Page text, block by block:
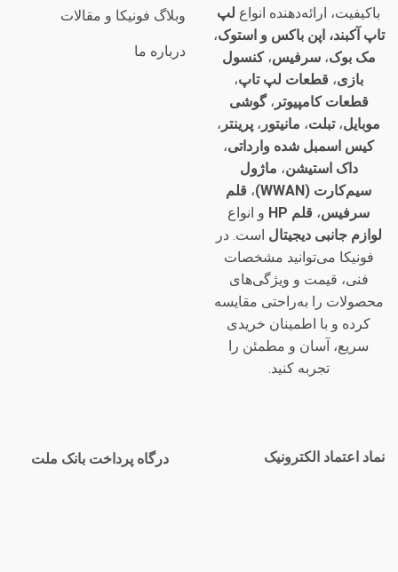
باکیفیت، ارائه‌دهنده انواع لپ
تاپ آکبند، اپن باکس و استوک،
مک بوک،سرفیس،کنسول
بازی، قطعات لپ تاپ،
قطعات کامپیوتر ،گوشی
موبایل،تبلت، مانیتور ، پرینتر ،
کیس اسمبل شده وارداتی،
داک استیشن، ماژول
سیم‌کارت (WWAN)
، قلم
سرفیس، قلم HP
و انواع
لوازم جانبی دیجیتال است. در
فونیکا می‌توانید مشخصات
فنی، قیمت و ویژگی‌های
محصولات را به‌راحتی مقایسه
کرده و با اطمینان خریدی
سریع، آسان و مطمئن را
تجربه کنید.
وبلاگ فونیکا و مقالات
درباره ما
نماد اعتماد الکترونیک درگاه پرداخت بانک ملت